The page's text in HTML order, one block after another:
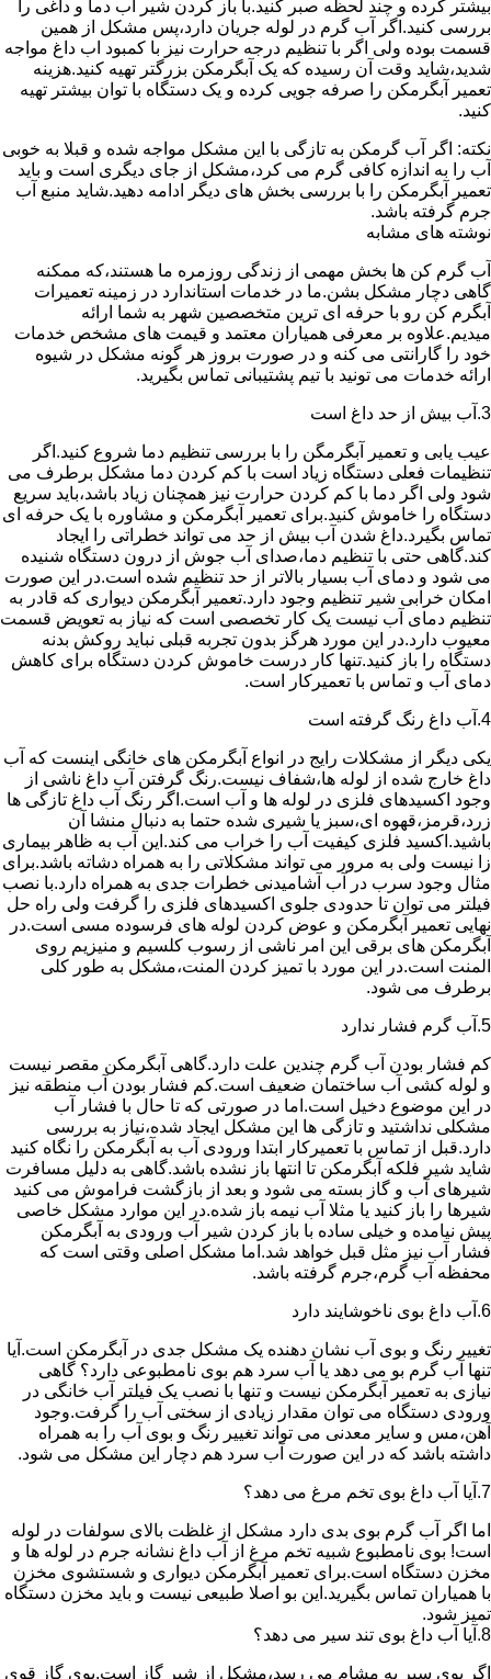
بیشتر کرده و چند لحظه صبر کنید.با باز کردن شیر آب دما و داغی را
بررسی کنید.اگر آب گرم در لوله جریان دارد،پس مشکل از همین
قسمت بوده ولی اگر با تنظیم درجه حرارت نیز با کمبود اب داغ مواجه
شدید،شاید وقت آن رسیده که یک آبگرمکن بزرگتر تهیه کنید.هزینه
تعمیر آبگرمکن را صرفه جویی کرده و یک دستگاه با توان بیشتر تهیه
کنید.
نکته: اگر آب گرمکن به تازگی با این مشکل مواجه شده و قبلا به خوبی
آب را به اندازه کافی گرم می کرد،مشکل از جای دیگری است و باید
تعمیر آبگرمکن را با بررسی بخش های دیگر ادامه دهید.شاید منبع آب
جرم گرفته باشد.
نوشته های مشابه
آب گرم کن ها بخش مهمی از زندگی روزمره ما هستند،که ممکنه
گاهی دچار مشکل بشن.ما در خدمات استاندارد در زمینه تعمیرات
آبگرم کن رو با حرفه ای ترین متخصصین شهر به شما ارائه
میدیم.علاوه بر معرفی همیاران معتمد و قیمت های مشخص خدمات
خود را گارانتی می کنه و در صورت بروز هر گونه مشکل در شیوه
ارائه خدمات می تونید با تیم پشتیبانی تماس بگیرید.
3.آب بیش از حد داغ است
عیب یابی و تعمیر آبگرمگن را با بررسی تنظیم دما شروع کنید.اگر
تنظیمات فعلی دستگاه زیاد است با کم کردن دما مشکل برطرف می
شود ولی اگر دما با کم کردن حرارت نیز همچنان زیاد باشد،باید سریع
دستگاه را خاموش کنید.برای تعمیر آبگرمکن و مشاوره با یک حرفه ای
تماس بگیرد.داغ شدن آب بیش از حد می تواند خطراتی را ایجاد
کند.گاهی حتی با تنظیم دما،صدای آب جوش از درون دستگاه شنیده
می شود و دمای آب بسیار بالاتر از حد تنظیم شده است.در این صورت
امکان خرابی شیر تنظیم وجود دارد.تعمیر آبگرمکن دیواری که قادر به
تنظیم دمای آب نیست یک کار تخصصی است که نیاز به تعویض قسمت
معیوب دارد.در این مورد هرگز بدون تجربه قبلی نباید روکش بدنه
دستگاه را باز کنید.تنها کار درست خاموش کردن دستگاه برای کاهش
دمای آب و تماس با تعمیرکار است.
4.آب داغ رنگ گرفته است
یکی دیگر از مشکلات رایج در انواع آبگرمکن های خانگی اینست که آب
داغ خارج شده از لوله ها،شفاف نیست.رنگ گرفتن آب داغ ناشی از
وجود اکسیدهای فلزی در لوله ها و آب است.اگر رنگ آب داغ تازگی ها
زرد،قرمز،قهوه ای،سبز یا شیری شده حتما به دنبال منشا آن
باشید.اکسید فلزی کیفیت آب را خراب می کند.این آب به ظاهر بیماری
زا نیست ولی به مرور می تواند مشکلاتی را به همراه دشاته باشد.برای
مثال وجود سرب در آب آشامیدنی خطرات جدی به همراه دارد.با نصب
فیلتر می توان تا حدودی جلوی اکسیدهای فلزی را گرفت ولی راه حل
نهایی تعمیر آبگرمکن و عوض کردن لوله های فرسوده مسی است.در
آبگرمکن های برقی این امر ناشی از رسوب کلسیم و منیزیم روی
المنت است.در این مورد با تمیز کردن المنت،مشکل به طور کلی
برطرف می شود.
5.آب گرم فشار ندارد
کم فشار بودن آب گرم چندین علت دارد.گاهی آبگرمکن مقصر نیست
و لوله کشی آب ساختمان ضعیف است.کم فشار بودن آب منطقه نیز
در این موضوع دخیل است.اما در صورتی که تا حال با فشار آب
مشکلی نداشتید و تازگی ها این مشکل ایجاد شده،نیاز به بررسی
دارد.قبل از تماس با تعمیرکار ابتدا ورودی آب به آبگرمکن را نگاه کنید
شاید شیر فلکه آبگرمکن تا انتها باز نشده باشد.گاهی به دلیل مسافرت
شیرهای آب و گاز بسته می شود و بعد از بازگشت فراموش می کنید
شیرها را باز کنید یا مثلا آب نیمه باز شده.در این موارد مشکل خاصی
پیش نیامده و خیلی ساده با باز کردن شیر آب ورودی به آبگرمکن
فشار آب نیز مثل قبل خواهد شد.اما مشکل اصلی وقتی است که
محفظه آب گرم،جرم گرفته باشد.
6.آب داغ بوی ناخوشایند دارد
تغییر رنگ و بوی آب نشان دهنده یک مشکل جدی در آبگرمکن است.آیا
تنها آب گرم بو می دهد یا آب سرد هم بوی نامطبوعی دارد؟ گاهی
نیازی به تعمیر آبگرمکن نیست و تنها با نصب یک فیلتر آب خانگی در
ورودی دستگاه می توان مقدار زیادی از سختی آب را گرفت.وجود
آهن،مس و سایر معدنی می تواند تغییر رنگ و بوی آب را به همراه
داشته باشد که در این صورت آب سرد هم دچار این مشکل می شود.
7.آیا آب داغ بوی تخم مرغ می دهد؟
اما اگر آب گرم بوی بدی دارد مشکل از غلظت بالای سولفات در لوله
است! بوی نامطبوع شبیه تخم مرغ از آب داغ نشانه جرم در لوله ها و
مخزن دستگاه است.برای تعمیر آبگرمکن دیواری و شستشوی مخزن
با همیاران تماس بگیرید.این بو اصلا طبیعی نیست و باید مخزن دستگاه
تمیز شود.
8.آیا آب داغ بوی تند سیر می دهد؟
اگر بوی سیر به مشام می رسد،مشکل از شیر گاز است.بوی گاز قوی